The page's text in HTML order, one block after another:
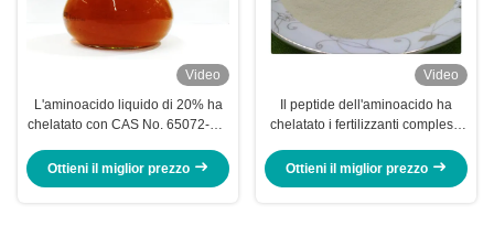
Video
L'aminoacido liquido di 20% ha
chelatato con CAS No. 65072-01-
Ottieni il miglior prezzo
Video
Il peptide dell'aminoacido ha
chelatato i fertilizzanti complessi
Ottieni il miglior prezzo